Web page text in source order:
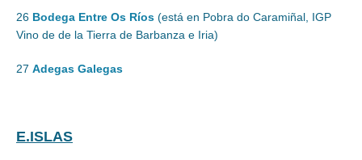
26 Bodega Entre Os Ríos (está en Pobra do Caramiñal, IGP
Vino de de la Tierra de Barbanza e Iria)
27 Adegas Galegas
E.ISLAS